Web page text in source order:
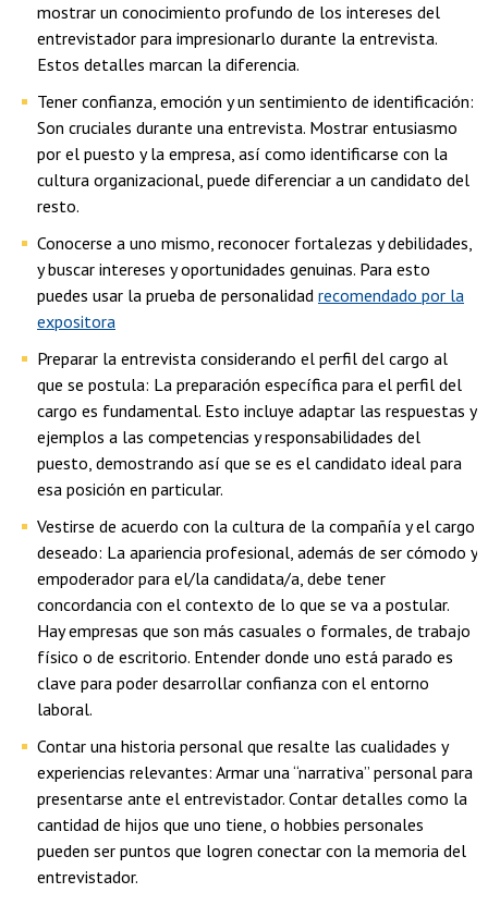
mostrar un conocimiento profundo de los intereses del
entrevistador para impresionarlo durante la entrevista.
Estos detalles marcan la diferencia.
Tener confianza, emoción y un sentimiento de identificación:
Son cruciales durante una entrevista. Mostrar entusiasmo
por el puesto y la empresa, así como identificarse con la
cultura organizacional, puede diferenciar a un candidato del
resto.
Conocerse a uno mismo, reconocer fortalezas y debilidades,
y buscar intereses y oportunidades genuinas. Para esto
puedes usar la prueba de personalidad recomendado por la
expositora
Preparar la entrevista considerando el perfil del cargo al
que se postula: La preparación específica para el perfil del
cargo es fundamental. Esto incluye adaptar las respuestas y
ejemplos a las competencias y responsabilidades del
puesto, demostrando así que se es el candidato ideal para
esa posición en particular.
Vestirse de acuerdo con la cultura de la compañía y el cargo
deseado: La apariencia profesional, además de ser cómodo y
empoderador para el/la candidata/a, debe tener
concordancia con el contexto de lo que se va a postular.
Hay empresas que son más casuales o formales, de trabajo
físico o de escritorio. Entender donde uno está parado es
clave para poder desarrollar confianza con el entorno
laboral.
Contar una historia personal que resalte las cualidades y
experiencias relevantes: Armar una “narrativa” personal para
presentarse ante el entrevistador. Contar detalles como la
cantidad de hijos que uno tiene, o hobbies personales
pueden ser puntos que logren conectar con la memoria del
entrevistador.